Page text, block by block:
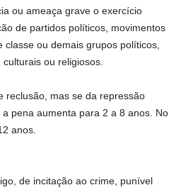
ou ameaça grave o exercício
de partidos políticos, movimentos
ou demais grupos políticos,
ou religiosos.
reclusão , mas se da repressão
pena aumenta para 2 a 8 anos. No
anos.
de incitação ao crime, punível